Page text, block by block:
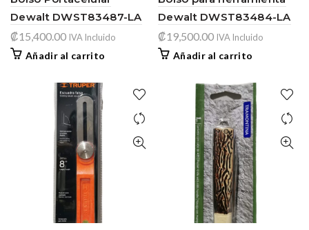
Dewalt DWST83487-LA
₡15,400.00 IVA Incluido
Añadir al carrito
Dewalt DWST83484-LA
₡19,500.00 IVA Incluido
Añadir al carrito